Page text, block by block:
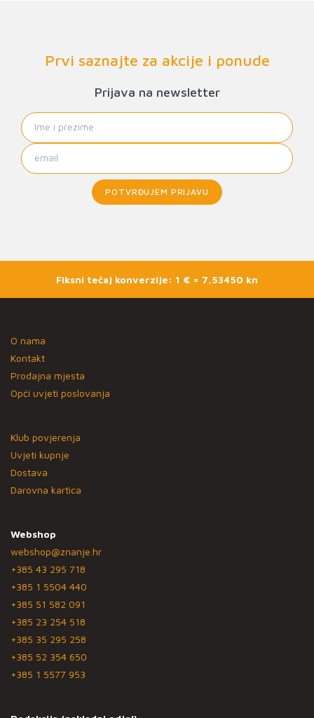
Prvi saznajte za akcije i ponude
Prijava na newsletter
POTVRĐUJEM PRIJAVU
Fiksni tečaj konverzije: 1 € = 7,53450 kn
O nama
Kontakt
Prodajna mjesta
Opći uvjeti poslovanja
Klub povjerenja
Uvjeti kupnje
Dostava
Darovna kartica
Webshop
webshop@znanje.hr
+385 43 295 718
+385 1 5504 440
+385 51 582 091
+385 23 254 518
+385 35 295 258
+385 52 354 650
+385 1 5577 953